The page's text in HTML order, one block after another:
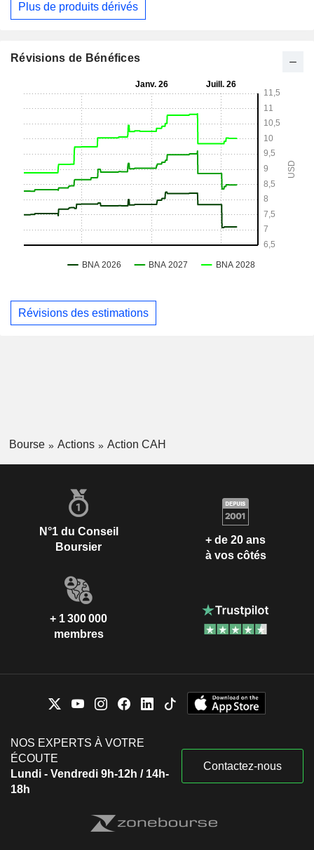
Plus de produits dérivés
Révisions de Bénéfices
Révisions des estimations
Bourse Actions Action CAH
N°1 du Conseil
Boursier
+ de 20 ans
à vos côtés
+ 1 300 000
membres
NOS EXPERTS À VOTRE
ÉCOUTE
Lundi - Vendredi 9h-12h / 14h-
18h
Contactez-nous